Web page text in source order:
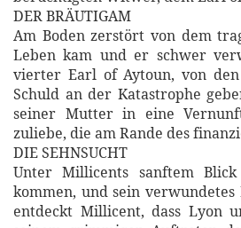
DER BRÄUTIGAM
Am Boden zerstört von dem
Leben kam und er schwer
vierter Earl of Aytoun, von
Schuld an der Katastrophe
seiner Mutter in eine
zuliebe, die am Rande des
DIE SEHNSUCHT
Unter Millicents sanftem
kommen, und sein
entdeckt Millicent, dass Lyon